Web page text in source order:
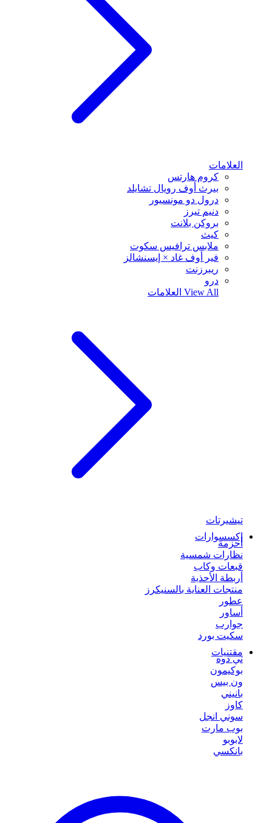
العلامات
كروم هارتس
بيرث أوف رويال تشايلد
درول دو مونسيور
دنيم تيرز
بروكن بلانت
كيث
ملابس ترافيس سكوت
فير أوف غاد × إيسنشالز
ريبرزنت
درو
View All العلامات
تيشيرتات
إكسسوارات
أحزمة
نظارات شمسية
قبعات وكاب
أربطة الأحذية
منتجات العناية بالسنيكرز
عطور
أساور
جوارب
سكيت بورد
مقتنيات
ني دوه
بوكيمون
ون بيس
بانيني
كاوز
سوني انجل
بوب مارت
لابوبو
بانكسي